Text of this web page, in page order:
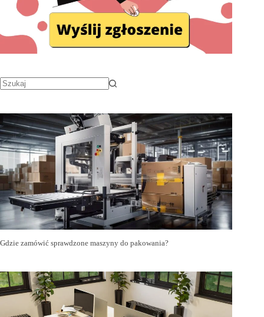
Gdzie zamówić sprawdzone maszyny do pakowania?